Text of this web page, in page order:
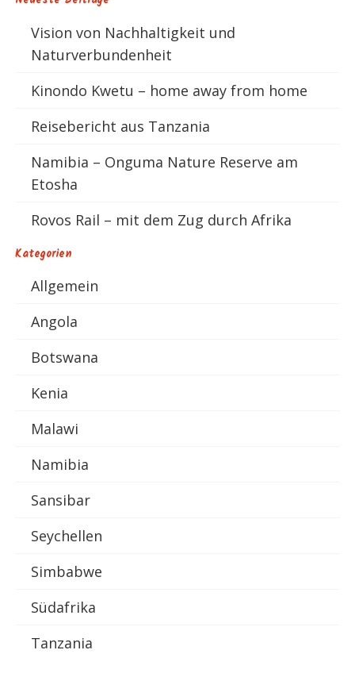
Vision von Nachhaltigkeit und
Naturverbundenheit
Kinondo Kwetu – home away from home
Reisebericht aus Tanzania
Namibia – Onguma Nature Reserve am
Etosha
Rovos Rail – mit dem Zug durch Afrika
Kategorien
Allgemein
Angola
Botswana
Kenia
Malawi
Namibia
Sansibar
Seychellen
Simbabwe
Südafrika
Tanzania